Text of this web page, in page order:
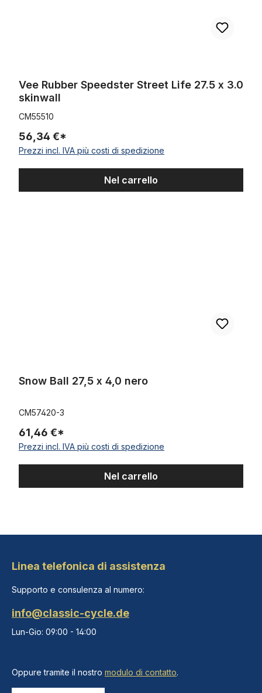
Vee Rubber Speedster Street Life 27.5 x 3.0
skinwall
CM55510
56,34 €*
Prezzi incl. IVA più costi di spedizione
Nel carrello
Snow Ball 27,5 x 4,0 nero
CM57420-3
61,46 €*
Prezzi incl. IVA più costi di spedizione
Nel carrello
Linea telefonica di assistenza
Supporto e consulenza al numero:
info@classic-cycle.de
Lun-Gio: 09:00 - 14:00
Oppure tramite il nostro modulo di contatto.